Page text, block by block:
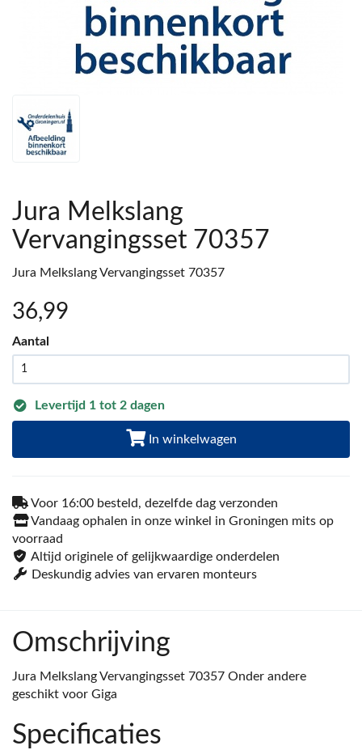
Jura Melkslang
Vervangingsset 70357
Jura Melkslang Vervangingsset 70357
36,99
Aantal
Levertijd 1 tot 2 dagen
In winkelwagen
Voor 16:00 besteld, dezelfde dag verzonden
Vandaag ophalen in onze winkel in Groningen mits op
voorraad
Altijd originele of gelijkwaardige onderdelen
Deskundig advies van ervaren monteurs
Omschrijving
Jura Melkslang Vervangingsset 70357 Onder andere
geschikt voor Giga
Specificaties